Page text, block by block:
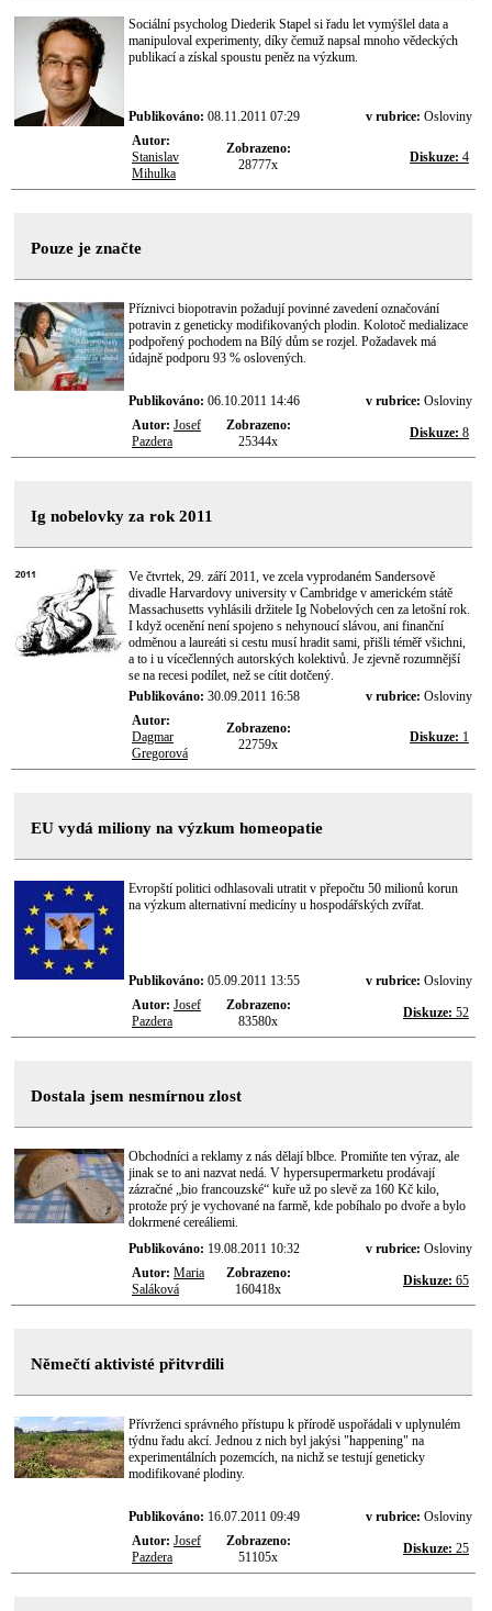
Sociální psycholog Diederik Stapel si řadu let vymýšlel data a
manipuloval experimenty, díky čemuž napsal mnoho vědeckých
publikací a získal spoustu peněz na výzkum.
Publikováno: 08.11.2011 07:29 v rubrice: Osloviny
Autor:
Stanislav
Mihulka
Zobrazeno:
28777x
Diskuze: 4
Pouze je značte
Příznivci biopotravin požadují povinné zavedení označování
potravin z geneticky modifikovaných plodin. Kolotoč medializace
podpořený pochodem na Bílý dům se rozjel. Požadavek má
údajně podporu 93 % oslovených.
Publikováno: 06.10.2011 14:46 v rubrice: Osloviny
Autor: Josef
Pazdera
Zobrazeno:
25344x
Diskuze: 8
Ig nobelovky za rok 2011
Ve čtvrtek, 29. září 2011, ve zcela vyprodaném Sandersově
divadle Harvardovy university v Cambridge v americkém státě
Massachusetts vyhlásili držitele Ig Nobelových cen za letošní rok.
I když ocenění není spojeno s nehynoucí slávou, ani finanční
odměnou a laureáti si cestu musí hradit sami, přišli téměř všichni,
a to i u vícečlenných autorských kolektivů. Je zjevně rozumnější
se na recesi podílet, než se cítit dotčený.
Publikováno: 30.09.2011 16:58 v rubrice: Osloviny
Autor:
Dagmar
Gregorová
Zobrazeno:
22759x
Diskuze: 1
EU vydá miliony na výzkum homeopatie
Evropští politici odhlasovali utratit v přepočtu 50 milionů korun
na výzkum alternativní medicíny u hospodářských zvířat.
Publikováno: 05.09.2011 13:55 v rubrice: Osloviny
Autor: Josef
Pazdera
Zobrazeno:
83580x
Diskuze: 52
Dostala jsem nesmírnou zlost
Obchodníci a reklamy z nás dělají blbce. Promiňte ten výraz, ale
jinak se to ani nazvat nedá. V hypersupermarketu prodávají
zázračné „bio francouzské“ kuře už po slevě za 160 Kč kilo,
protože prý je vychované na farmě, kde pobíhalo po dvoře a bylo
dokrmené cereáliemi.
Publikováno: 19.08.2011 10:32 v rubrice: Osloviny
Autor: Maria
Saláková
Zobrazeno:
160418x
Diskuze: 65
Němečtí aktivisté přitvrdili
Přívrženci správného přístupu k přírodě uspořádali v uplynulém
týdnu řadu akcí. Jednou z nich byl jakýsi "happening" na
experimentálních pozemcích, na nichž se testují geneticky
modifikované plodiny.
Publikováno: 16.07.2011 09:49 v rubrice: Osloviny
Autor: Josef
Pazdera
Zobrazeno:
51105x
Diskuze: 25